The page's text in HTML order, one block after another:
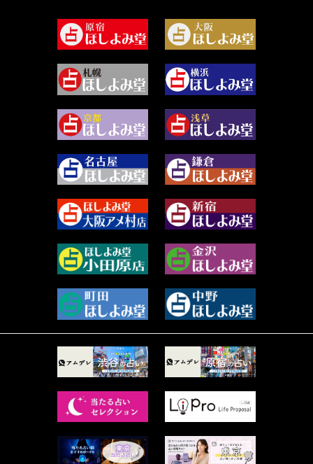
尾羽奈美海 (95)
藻那ムール (2)
白丸モカ (180)
水浅葱 旬時 (150)
阿佐霧 峰麿 (37)
源 彩乃 (65)
美月マーシャ (212)
芽百マミム (739)
真巳華 - Mamika - (268)
プラタ 真寿 (164)
紅月Luru (4)
ルーカス伽豆海 (1111)
木杉泉風 (116)
桐野有民 (31)
月夜巳キメラ (4)
菊地柚姫 (78)
2024年5月 (92)
2024年3月 (49)
2024年2月 (40)
2024年1月 (63)
2023年12月 (86)
2023年11月 (67)
2023年10月 (36)
2023年9月 (37)
2023年8月 (46)
2023年7月 (59)
2023年6月 (73)
2023年5月 (67)
2023年4月 (73)
2023年2月 (99)
2022年12月 (72)
2022年11月 (72)
2022年9月 (85)